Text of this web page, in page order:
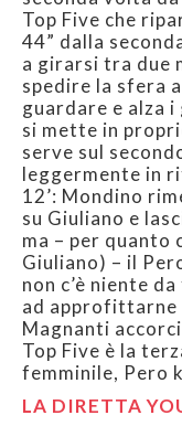
Top Five che
44” dalla
a girarsi tra due
spedire la sfera
guardare e alza
si mette in
serve sul
leggermente in
12’: Mondino
su Giuliano e
ma – per quanto
Giuliano) – il
non c’è niente
ad approfittarne
Magnanti
Top Five è la
femminile, Pero
LA DIRETTA